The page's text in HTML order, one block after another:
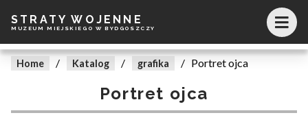
STRATY WOJENNE
MUZEUM MIEJSKIEGO W BYDGOSZCZY
Home / Katalog / grafika / Portret ojca
Portret ojca